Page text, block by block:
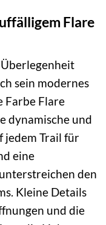
Flare
sein modernes
Farbe Flare
dynamische und
jedem Trail für
eine
den
Kleine Details
und die